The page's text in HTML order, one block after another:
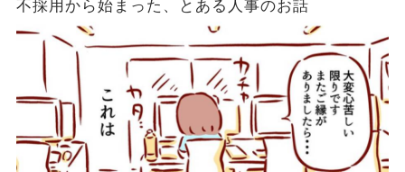
不採用から始まった、とある人事のお話